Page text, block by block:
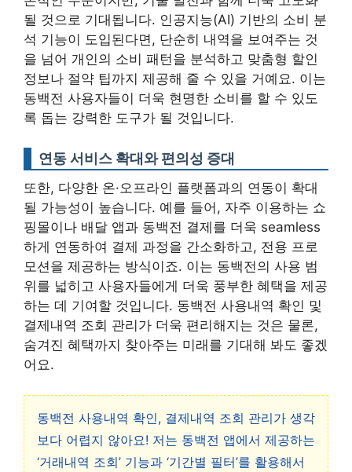
될 것으로 기대됩니다. 인공지능(AI) 기반의 소비 분
석 기능이 도입된다면, 단순히 내역을 보여주는 것
을 넘어 개인의 소비 패턴을 분석하고 맞춤형 할인
정보나 절약 팁까지 제공해 줄 수 있을 거예요. 이는
동백전 사용자들이 더욱 현명한 소비를 할 수 있도
록 돕는 강력한 도구가 될 것입니다.
연동 서비스 확대와 편의성 증대
또한, 다양한 온·오프라인 플랫폼과의 연동이 확대
될 가능성이 높습니다. 예를 들어, 자주 이용하는 쇼
핑몰이나 배달 앱과 동백전 결제를 더욱 seamless
하게 연동하여 결제 과정을 간소화하고, 전용 프로
모션을 제공하는 방식이죠. 이는 동백전의 사용 범
위를 넓히고 사용자들에게 더욱 풍부한 혜택을 제공
하는 데 기여할 것입니다. 동백전 사용내역 확인 및
결제내역 조회 관리가 더욱 편리해지는 것은 물론,
숨겨진 혜택까지 찾아주는 미래를 기대해 봐도 좋겠
어요.
동백전 사용내역 확인, 결제내역 조회 관리가 생각
보다 어렵지 않아요! 저는 동백전 앱에서 제공하는
‘거래내역 조회’ 기능과 ‘기간별 필터’를 활용해서